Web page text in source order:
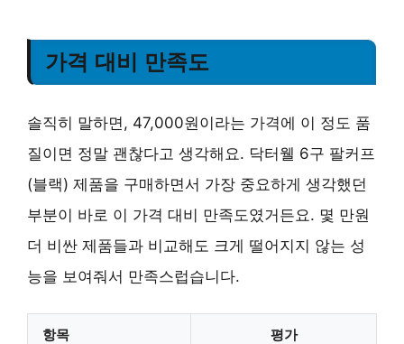
가격 대비 만족도
솔직히 말하면, 47,000원이라는 가격에 이 정도 품
질이면 정말 괜찮다고 생각해요. 닥터웰 6구 팔커프
(블랙) 제품을 구매하면서 가장 중요하게 생각했던
부분이 바로 이 가격 대비 만족도였거든요. 몇 만원
더 비싼 제품들과 비교해도 크게 떨어지지 않는 성
능을 보여줘서 만족스럽습니다.
항목 평가